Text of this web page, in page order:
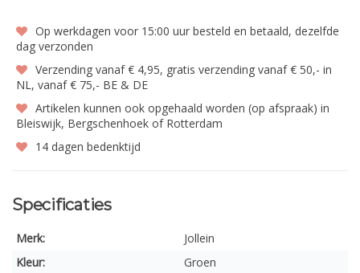
Op werkdagen voor 15:00 uur besteld en betaald, dezelfde
dag verzonden
Verzending vanaf € 4,95, gratis verzending vanaf € 50,- in
NL, vanaf € 75,- BE & DE
Artikelen kunnen ook opgehaald worden (op afspraak) in
Bleiswijk, Bergschenhoek of Rotterdam
14 dagen bedenktijd
Specificaties
Merk:
Jollein
Kleur:
Groen